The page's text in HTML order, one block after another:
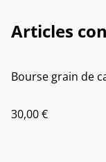
Articles
Bourse grain de
30,00 €